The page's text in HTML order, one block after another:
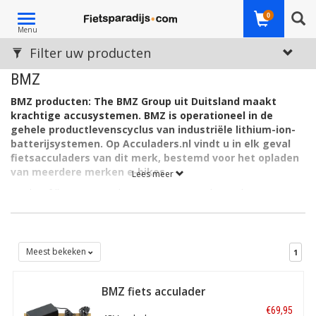
Toggle
navigation
Menu
0
BMZ
BMZ producten: The BMZ Group uit Duitsland maakt
krachtige accusystemen. BMZ is operationeel in de
gehele productlevenscyclus van industriële lithium-ion-
batterijsystemen. Op Acculaders.nl vindt u in elk geval
fietsacculaders van dit merk, bestemd voor het opladen
van meerdere merken e-bikes.
innovatieteam van ruim 150 mensen, en een wereldwijd
servicenetwerk. BMZ werkt continu aan het verder ontwikkelen
The BMZ Group werkt daarnaast aan het ontwikkelen van
intelligente laadtechniek en communicatie-interface.
Lees meer
Filter uw producten
Meest bekeken 1
BMZ fiets acculader
€69,95